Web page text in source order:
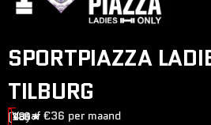
SPORTPIAZZA
TILBURG
4.6★
(18)
Vanaf €36 per maand